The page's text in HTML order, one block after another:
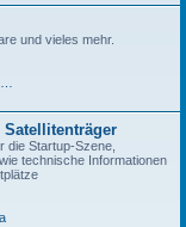
und vieles mehr.
die Startup-Szene,
technische Informationen